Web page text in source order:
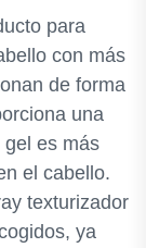
para
con más
de forma
una
es más
el cabello.
texturizador
ya